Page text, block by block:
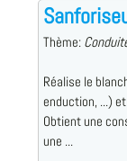
Thème:
Réalise le
enduction, ...)
Obtient une
une ...